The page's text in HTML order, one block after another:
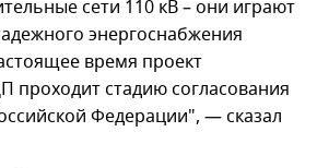
сети 110 кВ – они играют
энергоснабжения
время проект
проходит стадию согласования
Федерации", — сказал